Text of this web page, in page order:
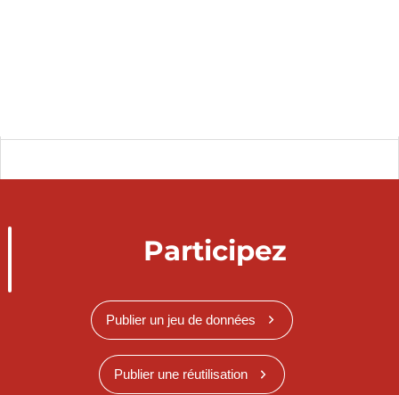
Participez
Publier un jeu de données
Publier une réutilisation